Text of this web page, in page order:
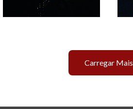
Carregar Mais